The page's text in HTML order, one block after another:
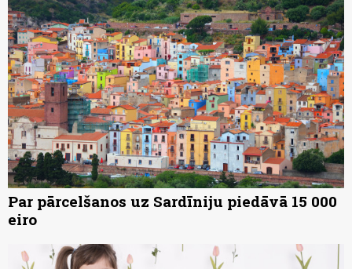
Par pārcelšanos uz Sardīniju piedāvā 15 000
eiro